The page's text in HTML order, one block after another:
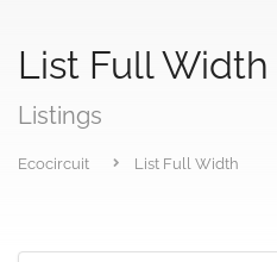
List Full Width
Listings
Ecocircuit List Full Width